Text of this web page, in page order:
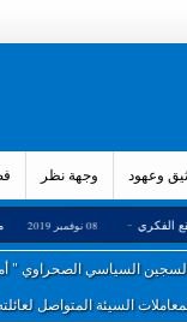
وعهود وجهة نظر
08 نوفمبر 2019 مقال :
السياسي الصحراوي "
السيئة المتواصل